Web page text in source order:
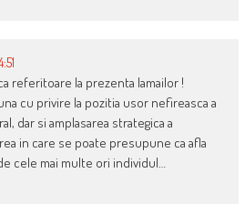
referitoare la prezenta lamailor !
cu privire la pozitia usor nefireasca a
dar si amplasarea strategica a
in care se poate presupune ca afla
cele mai multe ori individul…